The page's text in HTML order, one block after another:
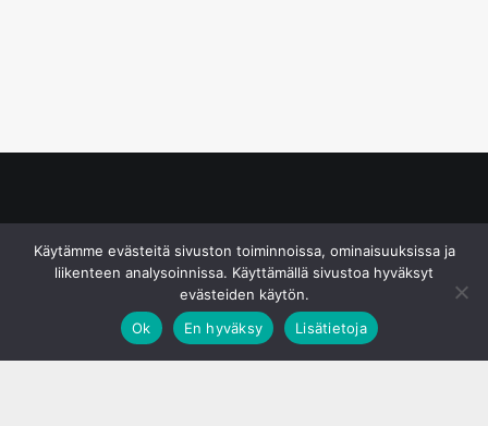
Käytämme evästeitä sivuston toiminnoissa, ominaisuuksissa ja
liikenteen analysoinnissa. Käyttämällä sivustoa hyväksyt
evästeiden käytön.
Ok
En hyväksy Lisätietoja